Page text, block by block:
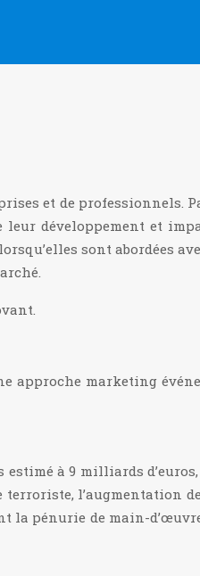
et de professionnels.
développement et
sont abordées
approche marketing
à 9 milliards
terroriste, l’augmentation
la pénurie de main-